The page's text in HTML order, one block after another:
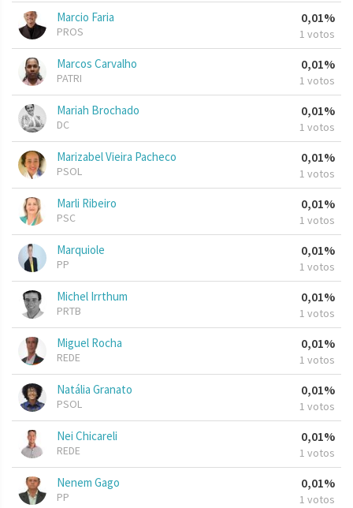
Marcio Faria
PROS
0,01%
1 votos
Marcos Carvalho
PATRI
0,01%
1 votos
Mariah Brochado
DC
0,01%
1 votos
Marizabel Vieira Pacheco
PSOL
0,01%
1 votos
Marli Ribeiro
PSC
0,01%
1 votos
Marquiole
PP
0,01%
1 votos
Michel Irrthum
PRTB
0,01%
1 votos
Miguel Rocha
REDE
0,01%
1 votos
Natália Granato
PSOL
0,01%
1 votos
Nei Chicareli
REDE
0,01%
1 votos
Nenem Gago
PP
0,01%
1 votos